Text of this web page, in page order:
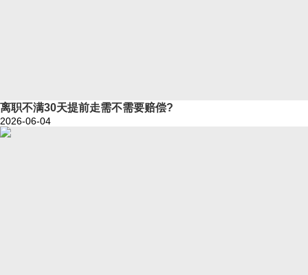
离职不满30天提前走需不需要赔偿?
2026-06-04